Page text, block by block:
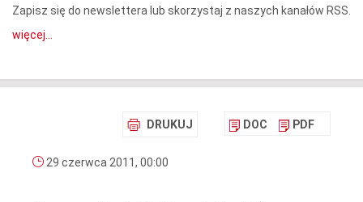
Zapisz się do newslettera lub skorzystaj z naszych kanałów RSS.
więcej...
DRUKUJ DOC PDF
29 czerwca 2011, 00:00